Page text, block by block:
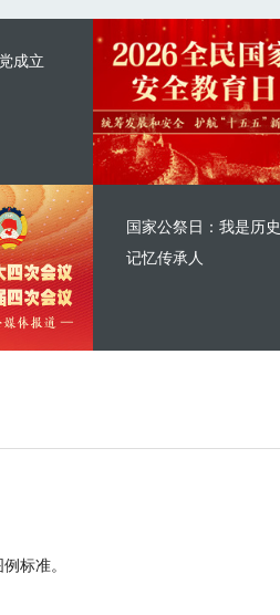
成立
国家公祭日：我是历史
记忆传承人
标准。